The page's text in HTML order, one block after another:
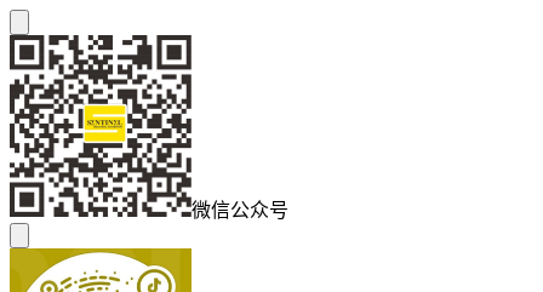
微信公众号